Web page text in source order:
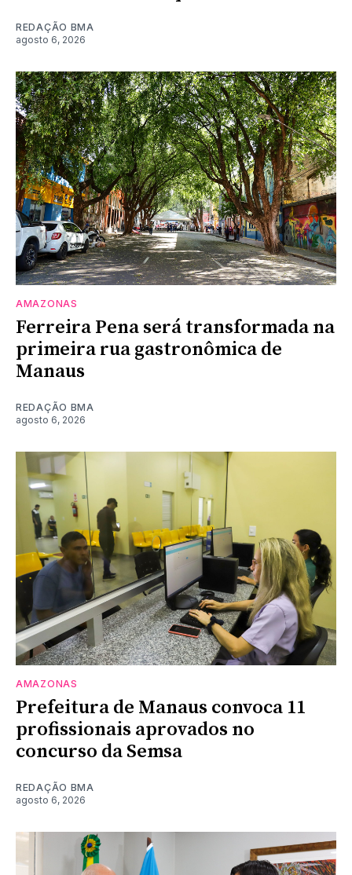
REDAÇÃO BMA
agosto 6, 2026
AMAZONAS
Ferreira Pena será transformada na
primeira rua gastronômica de
Manaus
REDAÇÃO BMA
agosto 6, 2026
AMAZONAS
Prefeitura de Manaus convoca 11
profissionais aprovados no
concurso da Semsa
REDAÇÃO BMA
agosto 6, 2026